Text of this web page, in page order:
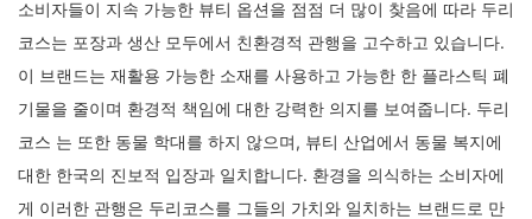
소비자들이 지속 가능한 뷰티 옵션을 점점 더 많이 찾음에 따라 두리
코스는 포장과 생산 모두에서 친환경적 관행을 고수하고 있습니다.
이 브랜드는 재활용 가능한 소재를 사용하고 가능한 한 플라스틱 폐
기물을 줄이며 환경적 책임에 대한 강력한 의지를 보여줍니다. 두리
코스 는 또한 동물 학대를 하지 않으며, 뷰티 산업에서 동물 복지에
대한 한국의 진보적 입장과 일치합니다. 환경을 의식하는 소비자에
게 이러한 관행은 두리코스를 그들의 가치와 일치하는 브랜드로 만